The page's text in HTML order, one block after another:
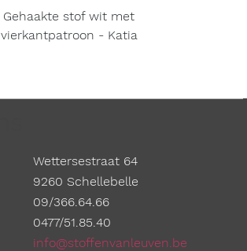
Gehaakte stof wit met
vierkantpatroon - Katia
Wettersestraat 64
9260 Schellebelle
09/366.64.66
0477/51.85.40
info@stoffenvanleuven.be